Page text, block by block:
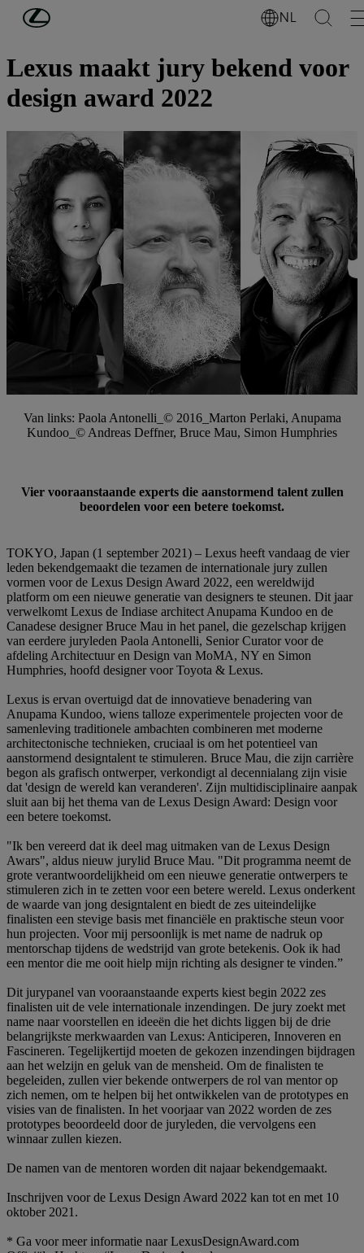
Ga naar de hoofdinhoud NL
Ontdek Lexus
Lexus maakt jury bekend voor
design award 2022
Van links: Paola Antonelli_© 2016_Marton Perlaki, Anupama
Kundoo_© Andreas Deffner, Bruce Mau, Simon Humphries
Vier vooraanstaande experts die aanstormend talent zullen
beoordelen voor een betere toekomst.
TOKYO, Japan (1 september 2021) – Lexus heeft vandaag de vier
leden bekendgemaakt die tezamen de internationale jury zullen
vormen voor de Lexus Design Award 2022, een wereldwijd
platform om een nieuwe generatie van designers te steunen. Dit jaar
verwelkomt Lexus de Indiase architect Anupama Kundoo en de
Canadese designer Bruce Mau in het panel, die gezelschap krijgen
van eerdere juryleden Paola Antonelli, Senior Curator voor de
afdeling Architectuur en Design van MoMA, NY en Simon
Humphries, hoofd designer voor Toyota & Lexus.
Lexus is ervan overtuigd dat de innovatieve benadering van
Anupama Kundoo, wiens talloze experimentele projecten voor de
samenleving traditionele ambachten combineren met moderne
architectonische technieken, cruciaal is om het potentieel van
aanstormend designtalent te stimuleren. Bruce Mau, die zijn carrière
begon als grafisch ontwerper, verkondigt al decennialang zijn visie
dat 'design de wereld kan veranderen'. Zijn multidisciplinaire aanpak
sluit aan bij het thema van de Lexus Design Award: Design voor
een betere toekomst.
"Ik ben vereerd dat ik deel mag uitmaken van de Lexus Design
Awars", aldus nieuw jurylid Bruce Mau. "Dit programma neemt de
grote verantwoordelijkheid om een nieuwe generatie ontwerpers te
stimuleren zich in te zetten voor een betere wereld. Lexus onderkent
de waarde van jong designtalent en biedt de zes uiteindelijke
finalisten een stevige basis met financiële en praktische steun voor
hun projecten. Voor mij persoonlijk is met name de nadruk op
mentorschap tijdens de wedstrijd van grote betekenis. Ook ik had
een mentor die me ooit hielp mijn richting als designer te vinden.”
Dit jurypanel van vooraanstaande experts kiest begin 2022 zes
finalisten uit de vele internationale inzendingen. De jury zoekt met
name naar voorstellen en ideeën die het dichts liggen bij de drie
belangrijkste merkwaarden van Lexus: Anticiperen, Innoveren en
Fascineren. Tegelijkertijd moeten de gekozen inzendingen bijdragen
aan het welzijn en geluk van de mensheid. Om de finalisten te
begeleiden, zullen vier bekende ontwerpers de rol van mentor op
zich nemen, om te helpen bij het ontwikkelen van de prototypes en
visies van de finalisten. In het voorjaar van 2022 worden de zes
prototypes beoordeeld door de juryleden, die vervolgens een
winnaar zullen kiezen.
De namen van de mentoren worden dit najaar bekendgemaakt.
Inschrijven voor de Lexus Design Award 2022 kan tot en met 10
oktober 2021.
* Ga voor meer informatie naar LexusDesignAward.com